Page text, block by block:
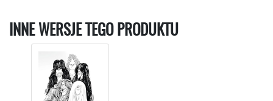
INNE WERSJE TEGO PRODUKTU